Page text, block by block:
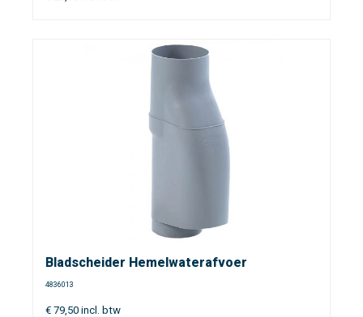
Bladscheider Hemelwaterafvoer
4836013
€ 79,50 incl. btw